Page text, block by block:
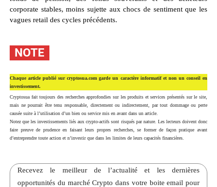
corporate stables, moins sujette aux chocs de sentiment que les
vagues retail des cycles précédents.
NOTE
Chaque article publié sur cryptosua.com garde un caractère informatif et non un conseil en
investissement.
Cryptosua fait toujours des recherches approfondies sur les produits et services présentés sur le site,
mais ne pourrait être tenu responsable, directement ou indirectement, par tout dommage ou perte
causée suite à l’utilisation d’un bien ou service mis en avant dans un article.
Notez que les investissements liés aux crypto-actifs sont risqués par nature. Les lecteurs doivent donc
faire preuve de prudence en faisant leurs propres recherches, se former de façon pratique avant
d’entreprendre toute action et n’investir que dans les limites de leurs capacités financières.
Recevez le meilleur de l’actualité et les dernières
opportunités du marché Crypto dans votre boite email pour